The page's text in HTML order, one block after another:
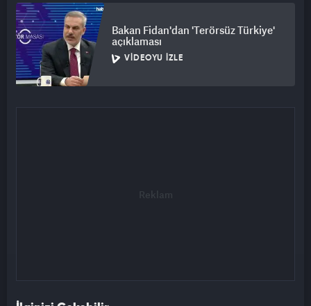
Bakan Fidan'dan 'Terörsüz Türkiye'
açıklaması
VIDEOYU İZLE